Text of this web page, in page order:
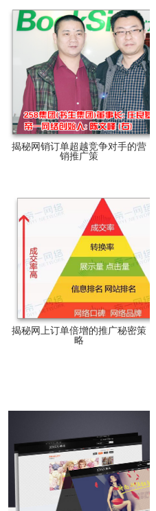
揭秘网销订单超越竞争对手的营
销推广策
揭秘网上订单倍增的推广秘密策
略